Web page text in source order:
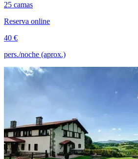
25 camas
Reserva online
40 €
pers./noche (aprox.)